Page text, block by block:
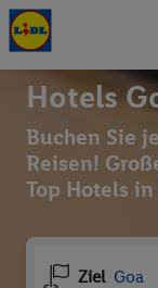
Hotels
Buchen Sie
Reisen!
Top Hotels
Ziel Goa